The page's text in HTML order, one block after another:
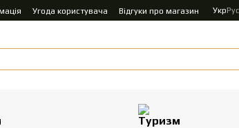
Угода користувача Відгуки про магазин УкрРус